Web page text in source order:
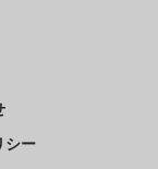
シー